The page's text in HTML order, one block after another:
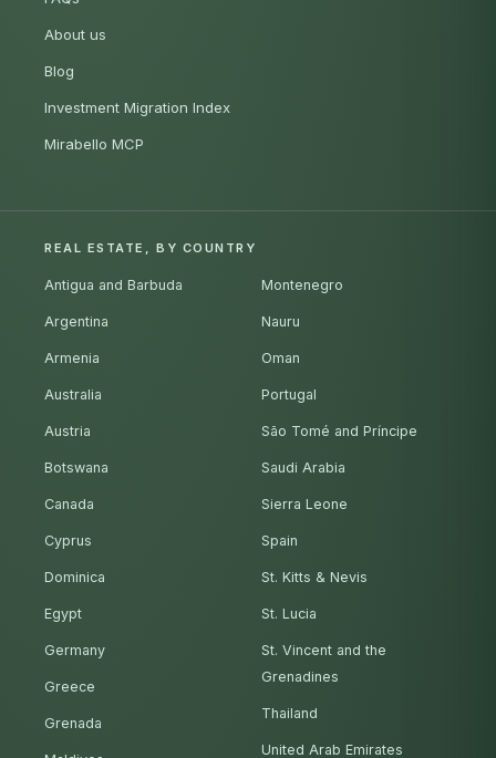
About us
Blog
Investment Migration Index
Mirabello MCP
REAL ESTATE, BY COUNTRY
Antigua and Barbuda
Argentina
Armenia
Australia
Austria
Botswana
Canada
Cyprus
Dominica
Egypt
Germany
Greece
Grenada
Montenegro
Nauru
Oman
Portugal
São Tomé and Príncipe
Saudi Arabia
Sierra Leone
Spain
St. Kitts & Nevis
St. Lucia
St. Vincent and the
Grenadines
Thailand
United Arab Emirates